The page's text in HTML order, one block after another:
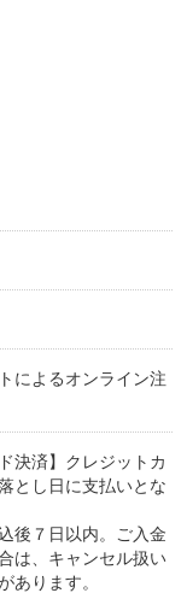
。
たとして、大学
ことに私が向い
て専攻を経営に
単位をすべて取
になる彼と一緒
日本に帰国した
した。
によるオンライン注
決済】クレジットカ
とし日に支払いとな
後７日以内。ご入金
は、キャンセル扱い
あります。